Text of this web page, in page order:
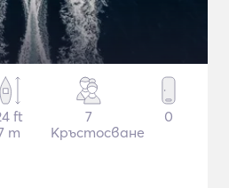
ft
m
7
Кръстосване
0